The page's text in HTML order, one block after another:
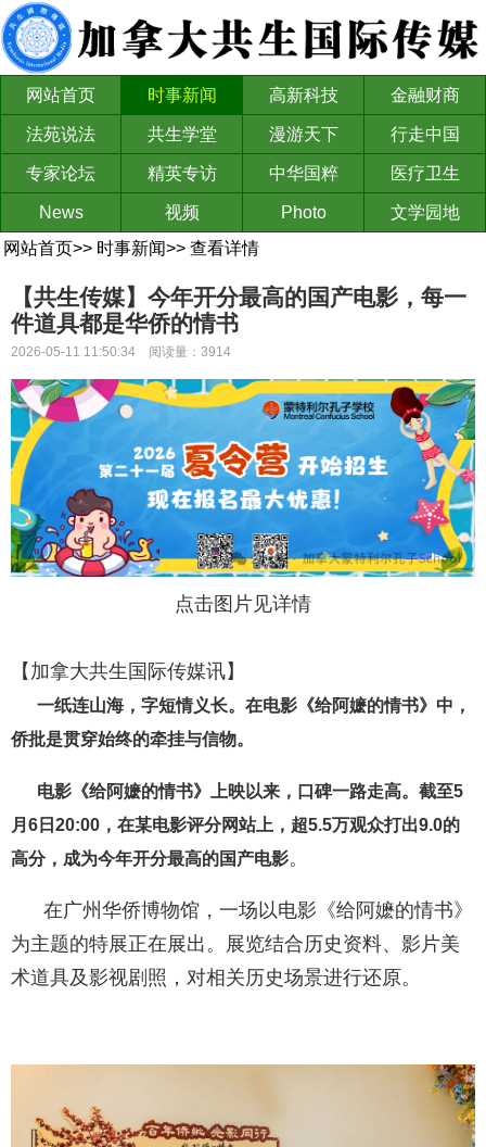
网站首页 时事新闻 高新科技 金融财商
法苑说法 共生学堂 漫游天下 行走中国
专家论坛 精英专访 中华国粹 医疗卫生
News 视频 Photo
文学园地
网站首页>> 时事新闻>> 查看详情
【共生传媒】今年开分最高的国产电影，每一
件道具都是华侨的情书
2026-05-11 11:50:34 阅读量：3914
点击图片见详情
【加拿大共生国际传媒讯】
一纸连山海，字短情义长。在电影《给阿嬷的情书》中，
侨批是贯穿始终的牵挂与信物。
电影《给阿嬷的情书》上映以来，口碑一路走高。截至5
月6日20:00，在某电影评分网站上，超5.5万观众打出9.0的
高分，成为今年开分最高的国产电影。
在广州华侨博物馆，一场以电影《给阿嬷的情书》
为主题的特展正在展出。展览结合历史资料、影片美
术道具及影视剧照，对相关历史场景进行还原。